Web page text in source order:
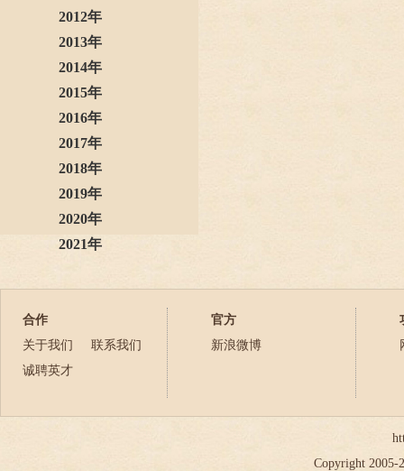
2012年
2013年
2014年
2015年
2016年
2017年
2018年
2019年
2020年
2021年
2023年
2025年
2026年
合作
关于我们
联系我们
诚聘英才
官方
新浪微博
Copyright 2005-